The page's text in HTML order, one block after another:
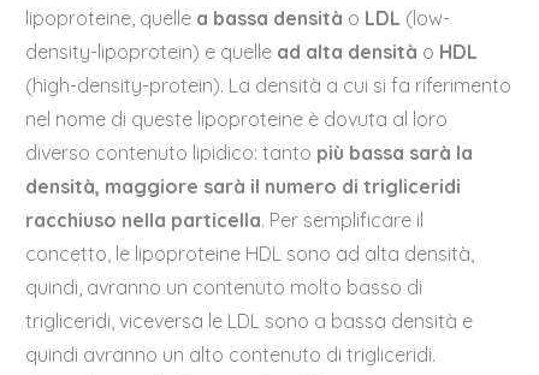
lipoproteine, quelle a bassa densità o LDL (low-
density-lipoprotein) e quelle ad alta densità o HDL
(high-density-protein). La densità a cui si fa riferimento
nel nome di queste lipoproteine è dovuta al loro
diverso contenuto lipidico: tanto più bassa sarà la
densità, maggiore sarà il numero di trigliceridi
racchiuso nella particella. Per semplificare il
concetto, le lipoproteine HDL sono ad alta densità,
quindi, avranno un contenuto molto basso di
trigliceridi, viceversa le LDL sono a bassa densità e
quindi avranno un alto contenuto di trigliceridi.